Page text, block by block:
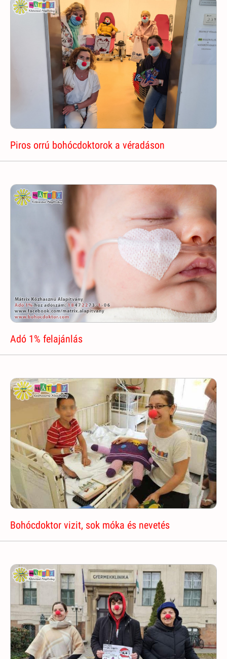
Piros orrú bohócdoktorok a véradáson
Adó 1% felajánlás
Bohócdoktor vizit, sok móka és nevetés